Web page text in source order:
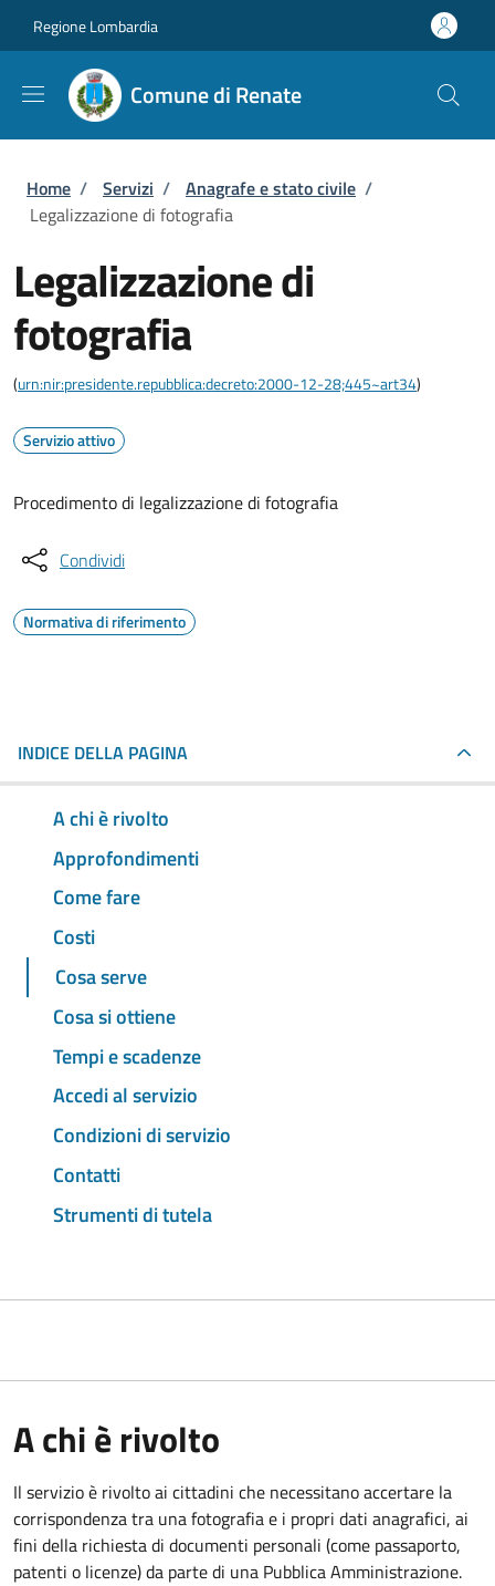
Regione Lombardia
Comune di Renate
Briciole di pane
Home / Servizi / Anagrafe e stato civile /
Legalizzazione di fotografia
Legalizzazione di
fotografia
(urn:nir:presidente.repubblica:decreto:2000-12-28;445~art34)
Servizio attivo
Procedimento di legalizzazione di fotografia
Condividi
Normativa di riferimento
INDICE DELLA PAGINA
A chi è rivolto
Approfondimenti
Come fare
Costi
Cosa serve
Cosa si ottiene
Tempi e scadenze
Accedi al servizio
Condizioni di servizio
Contatti
Strumenti di tutela
A chi è rivolto
Il servizio è rivolto ai cittadini che necessitano accertare la
corrispondenza tra una fotografia e i propri dati anagrafici, ai
fini della richiesta di documenti personali (come passaporto,
patenti o licenze) da parte di una Pubblica Amministrazione.